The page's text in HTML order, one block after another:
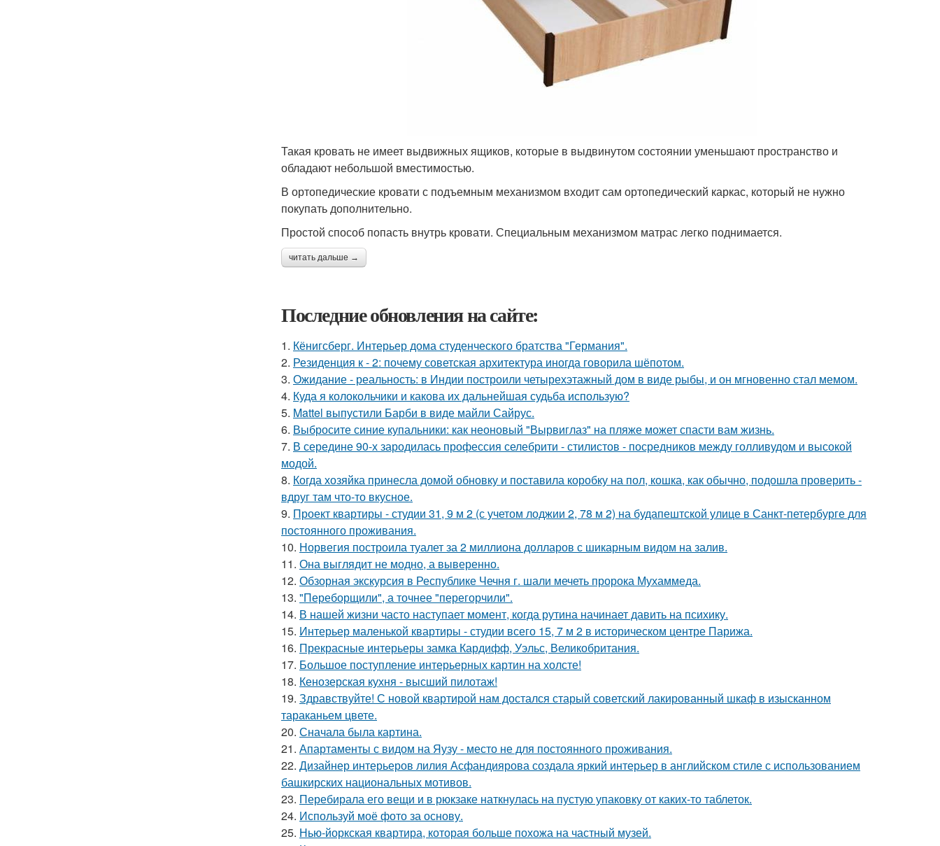
Такая кровать не имеет выдвижных ящиков, которые в выдвинутом состоянии уменьшают пространство и
обладают небольшой вместимостью.
В ортопедические кровати с подъемным механизмом входит сам ортопедический каркас, который не нужно
покупать дополнительно.
Простой способ попасть внутрь кровати. Специальным механизмом матрас легко поднимается.
читать дальше →
Последние обновления на сайте:
1. Кёнигсберг. Интерьер дома студенческого братства "Германия".
2. Резиденция к - 2: почему советская архитектура иногда говорила шёпотом.
3. Ожидание - реальность: в Индии построили четырехэтажный дом в виде рыбы, и он мгновенно стал мемом.
4. Куда я колокольчики и какова их дальнейшая судьба использую?
5. Mattel выпустили Барби в виде майли Сайрус.
6. Выбросите синие купальники: как неоновый "Вырвиглаз" на пляже может спасти вам жизнь.
7. В середине 90-х зародилась профессия селебрити - стилистов - посредников между голливудом и высокой
модой.
8. Когда хозяйка принесла домой обновку и поставила коробку на пол, кошка, как обычно, подошла проверить -
вдруг там что-то вкусное.
9. Проект квартиры - студии 31, 9 м 2 (с учетом лоджии 2, 78 м 2) на будапештской улице в Санкт-петербурге для
постоянного проживания.
10. Норвегия построила туалет за 2 миллиона долларов с шикарным видом на залив.
11. Она выглядит не модно, а выверенно.
12. Обзорная экскурсия в Республике Чечня г. шали мечеть пророка Мухаммеда.
13. "Переборщили", а точнее "перегорчили".
14. В нашей жизни часто наступает момент, когда рутина начинает давить на психику.
15. Интерьер маленькой квартиры - студии всего 15, 7 м 2 в историческом центре Парижа.
16. Прекрасные интерьеры замка Кардифф, Уэльс, Великобритания.
17. Большое поступление интерьерных картин на холсте!
18. Кенозерская кухня - высший пилотаж!
19. Здравствуйте! С новой квартирой нам достался старый советский лакированный шкаф в изысканном
тараканьем цвете.
20. Сначала была картина.
21. Апартаменты с видом на Яузу - место не для постоянного проживания.
22. Дизайнер интерьеров лилия Асфандиярова создала яркий интерьер в английском стиле с использованием
башкирских национальных мотивов.
23. Перебирала его вещи и в рюкзаке наткнулась на пустую упаковку от каких-то таблеток.
24. Используй моё фото за основу.
25. Нью-йоркская квартира, которая больше похожа на частный музей.